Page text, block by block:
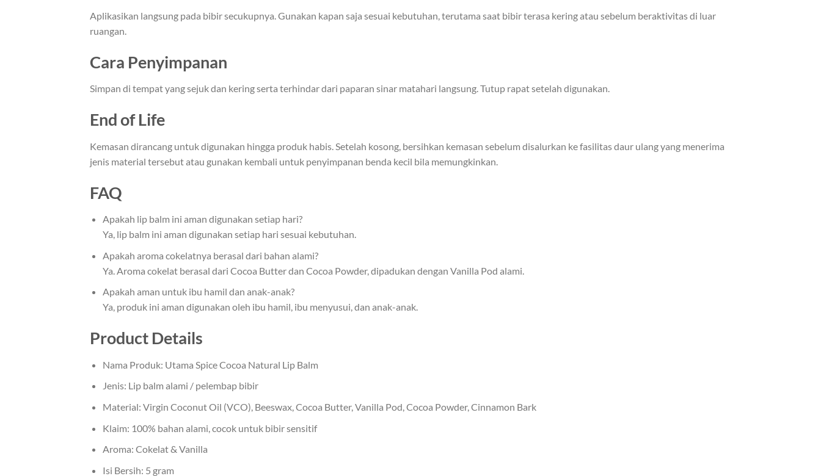
Aplikasikan langsung pada bibir secukupnya. Gunakan kapan saja sesuai kebutuhan, terutama saat bibir terasa kering atau sebelum beraktivitas di luar
ruangan.
Cara Penyimpanan
Simpan di tempat yang sejuk dan kering serta terhindar dari paparan sinar matahari langsung. Tutup rapat setelah digunakan.
End of Life
Kemasan dirancang untuk digunakan hingga produk habis. Setelah kosong, bersihkan kemasan sebelum disalurkan ke fasilitas daur ulang yang menerima
jenis material tersebut atau gunakan kembali untuk penyimpanan benda kecil bila memungkinkan.
FAQ
Apakah lip balm ini aman digunakan setiap hari?
Ya, lip balm ini aman digunakan setiap hari sesuai kebutuhan.
Apakah aroma cokelatnya berasal dari bahan alami?
Ya. Aroma cokelat berasal dari Cocoa Butter dan Cocoa Powder, dipadukan dengan Vanilla Pod alami.
Apakah aman untuk ibu hamil dan anak-anak?
Ya, produk ini aman digunakan oleh ibu hamil, ibu menyusui, dan anak-anak.
Product Details
Nama Produk: Utama Spice Cocoa Natural Lip Balm
Jenis: Lip balm alami / pelembap bibir
Material: Virgin Coconut Oil (VCO), Beeswax, Cocoa Butter, Vanilla Pod, Cocoa Powder, Cinnamon Bark
Klaim: 100% bahan alami, cocok untuk bibir sensitif
Aroma: Cokelat & Vanilla
Isi Bersih: 5 gram